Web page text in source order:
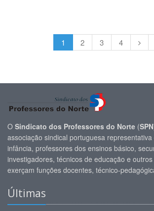
1 2 3 4
O Sindicato dos Professores do Norte (SPN
associação sindical portuguesa
infância, professores dos ensinos básico,
investigadores, técnicos de educação e
exerçam funções docentes, técnico-
Últimas